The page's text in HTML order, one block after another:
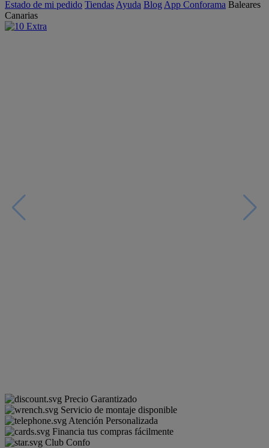
Estado de mi pedido Tiendas Ayuda Blog App Conforama Baleares
Canarias
Precio Garantizado
Servicio de montaje disponible
Atención Personalizada
Financia tus compras fácilmente
Club Confo